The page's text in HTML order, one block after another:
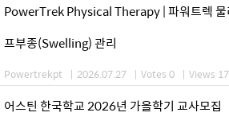
PowerTrek Physical Therapy | 파워트렉 물
프부종(Swelling) 관리
Powertrekpt | 2026.07.27 | Votes 0 | Views
어스틴 한국학교 2026년 가을학기 교사모집